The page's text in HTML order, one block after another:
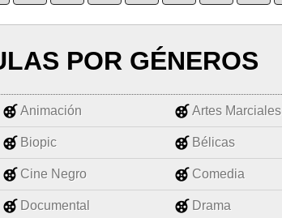
POR GÉNEROS
Animación Artes Marciales
Biopic Bélicas
Cine Negro Comedia
Documental Drama